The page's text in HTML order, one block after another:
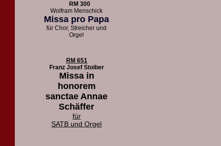
RM 300
Wolfram Menschick
Missa pro Papa
für Chor, Streicher und
Orgel
RM 651
Franz Josef Stoiber
Missa in
honorem
sanctae Annae
Schäffer
für
SATB und Orgel